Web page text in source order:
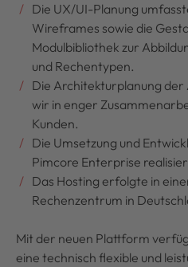
Die UX/UI-Planung
Wireframes sowie die
Modulbibliothek zur
und Rechentypen.
Die Architekturplanung
wir in enger
Kunden.
Die Umsetzung und
Pimcore Enterprise
Das Hosting erfolgte in
Rechenzentrum in
Mit der neuen Plattform
eine technisch flexible und